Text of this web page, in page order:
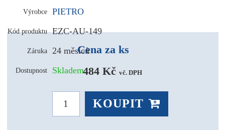
Výrobce PIETRO
Kód produktu EZC-AU-149
Záruka 24 měsíců
Dostupnost Skladem
Cena za ks
484 Kč vč. DPH
KOUPIT